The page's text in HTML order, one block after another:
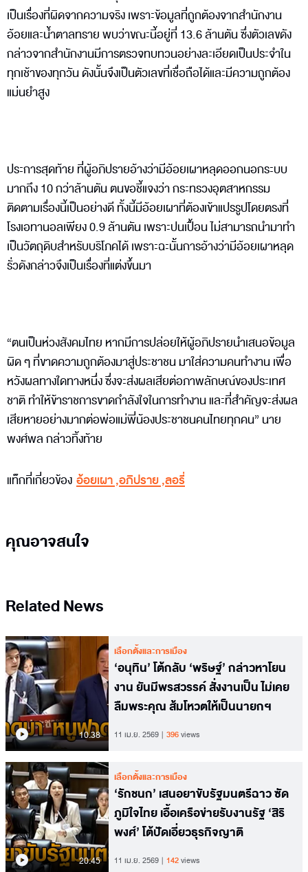
เป็นเรื่องที่ผิดจากความจริง เพราะข้อมูลที่ถูกต้องจากสำนักงาน
อ้อยและน้ำตาลทราย พบว่าขณะนี้อยู่ที่ 13.6 ล้านตัน ซึ่งตัวเลขดัง
กล่าวจากสำนักงานมีการตรวจทบทวนอย่างละเอียดเป็นประจำใน
ทุกเช้าของทุกวัน ดังนั้นจึงเป็นตัวเลขที่เชื่อถือได้และมีความถูกต้อง
แม่นยำสูง
ประการสุดท้าย ที่ผู้อภิปรายอ้างว่ามีอ้อยเผาหลุดออกนอกระบบ
มากถึง 10 กว่าล้านตัน ตนขอชี้แจงว่า กระทรวงอุตสาหกรรม
ติดตามเรื่องนี้เป็นอย่างดี ทั้งนี้มีอ้อยเผาที่ต้องเข้าแปรรูปโดยตรงที่
โรงเอทานอลเพียง 0.9 ล้านตัน เพราะปนเปื้อน ไม่สามารถนำมาทำ
เป็นวัตถุดิบสำหรับบริโภคได้ เพราะฉะนั้นการอ้างว่ามีอ้อยเผาหลุด
รั่วดังกล่าวจึงเป็นเรื่องที่แต่งขึ้นมา
“ตนเป็นห่วงสังคมไทย หากมีการปล่อยให้ผู้อภิปรายนำเสนอข้อมูล
ผิด ๆ ที่ขาดความถูกต้องมาสู่ประชาชน มาใส่ความคนทำงาน เพื่อ
หวังผลทางใดทางหนึ่ง ซึ่งจะส่งผลเสียต่อภาพลักษณ์ของประเทศ
ชาติ ทำให้ข้าราชการขาดกำลังใจในการทำงาน และที่สำคัญจะส่งผล
เสียหายอย่างมากต่อพ่อแม่พี่น้องประชาชนคนไทยทุกคน” นาย
พงศ์พล กล่าวทิ้งท้าย
แท็กที่เกี่ยวข้อง อ้อยเผา,อภิปราย,ลอรี่
คุณอาจสนใจ
Related News
10.38
เลือกตั้งและการเมือง
‘อนุทิน’ โต้กลับ ‘พริษฐ์’ กล่าวหาโยน
งาน ยันมีพรสวรรค์ สั่งงานเป็น ไม่เคย
ลืมพระคุณ ส้มโหวตให้เป็นนายกฯ
11 เม.ย. 2569 396views
20.45
เลือกตั้งและการเมือง
‘รักชนก’ เสนอยาขับรัฐมนตรีฉาว ซัด
ภูมิใจไทย เอื้อเครือข่ายรับงานรัฐ ‘สิริ
พงศ์’ โต้ปัดเอี่ยวธุรกิจญาติ
11 เม.ย. 2569 142views